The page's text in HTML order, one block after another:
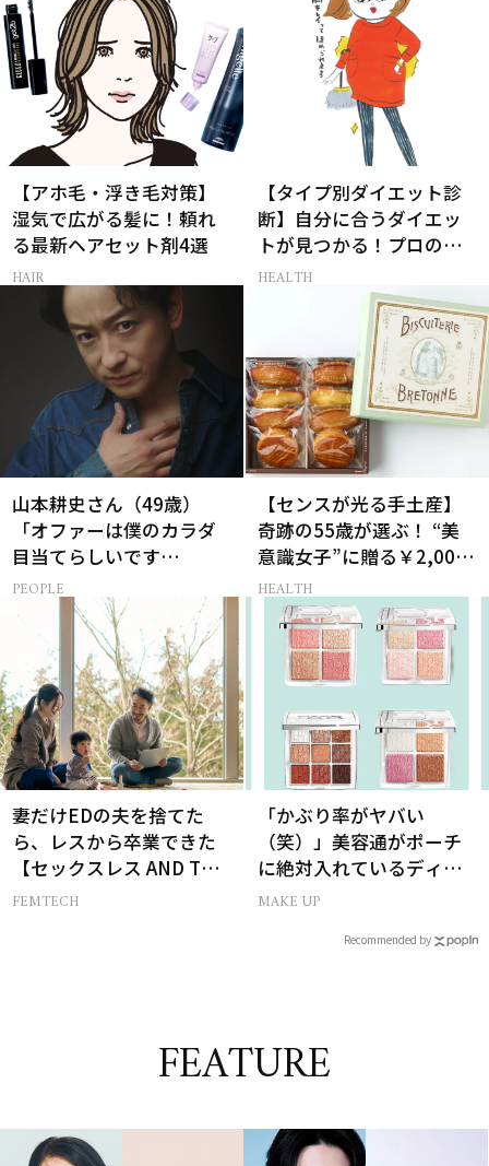
【アホ毛・浮き毛対策】
湿気で広がる髪に！頼れ
る最新ヘアセット剤4選
HAIR
【タイプ別ダイエット診
断】自分に合うダイエッ
トが見つかる！プロの教
える体質別ダイエット方
HEALTH
山本耕史さん（49歳）
「オファーは僕のカラダ
目当てらしいです
（笑）」全編英語ミュー
ジカルへの挑戦
PEOPLE
【センスが光る手土産】
奇跡の55歳が選ぶ！ “美
意識女子”に贈る￥2,000
前後のお菓子3選
HEALTH
妻だけEDの夫を捨てた
ら、レスから卒業できた
【セックスレス AND THE
CITY -女たちの告白-】
FEMTECH
「かぶり率がヤバい
（笑）」美容通がポーチ
に絶対入れているディオ
ールの名品パレット
MAKE UP
Recommended by
FEATURE